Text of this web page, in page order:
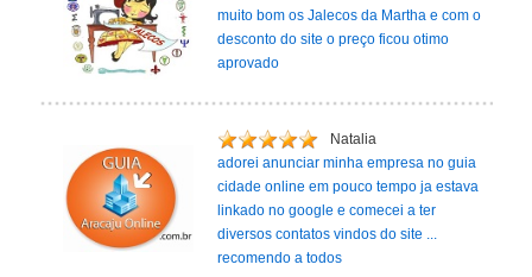
muito bom os Jalecos da Martha e com o
desconto do site o preço ficou otimo
aprovado
Natalia
adorei anunciar minha empresa no guia
cidade online em pouco tempo ja estava
linkado no google e comecei a ter
diversos contatos vindos do site ...
recomendo a todos